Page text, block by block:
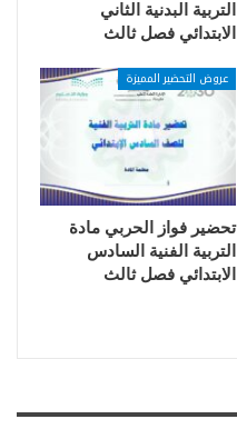
التربية البدنية الثاني
الابتدائي فصل ثالث
عروض التحضير المميزة
تحضير فواز الحربي مادة
التربية الفنية السادس
الابتدائي فصل ثالث